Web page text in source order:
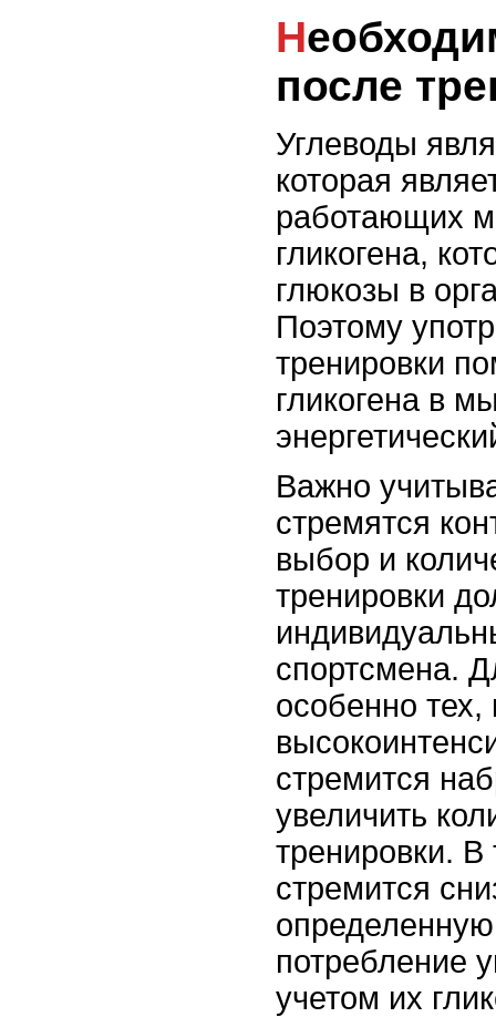
Необходимость углеводов
после
Углеводы
которая
работающих
гликогена,
глюкозы в
Поэтому
тренировки
гликогена в
Важно
стремятся
выбор и
тренировки
спортсмена.
особенно тех,
стремится
увеличить
тренировки. В
стремится
потребление
учетом их